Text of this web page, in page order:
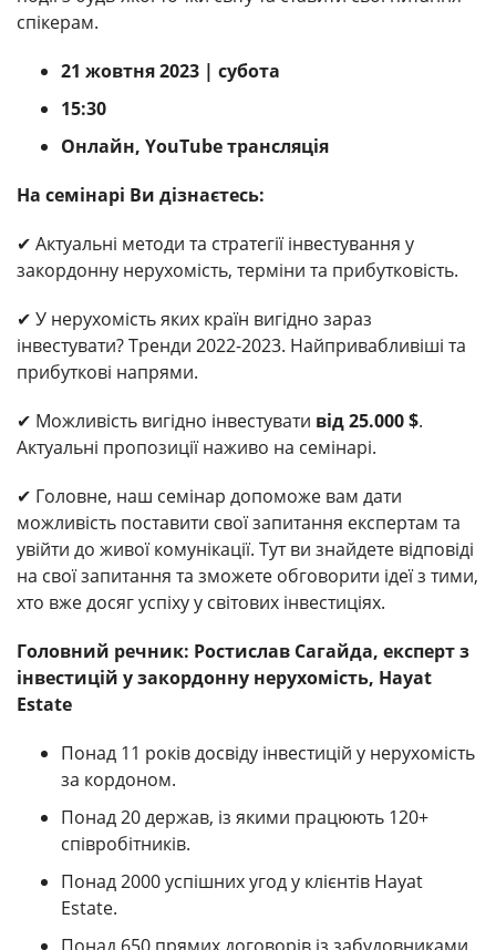
спікерам.
21 жовтня 2023 | субота
15:30
Онлайн, YouTube трансляція
На семінарі Ви дізнаєтесь:
✔ Актуальні методи та стратегії інвестування у
закордонну нерухомість, терміни та прибутковість.
✔ У нерухомість яких країн вигідно зараз
інвестувати? Тренди 2022-2023. Найпривабливіші та
прибуткові напрями.
✔ Можливість вигідно інвестувати від 25.000 $.
Актуальні пропозиції наживо на семінарі.
✔ Головне, наш семінар допоможе вам дати
можливість поставити свої запитання експертам та
увійти до живої комунікації. Тут ви знайдете відповіді
на свої запитання та зможете обговорити ідеї з тими,
хто вже досяг успіху у світових інвестиціях.
Головний речник: Ростислав Сагайда, експерт з
інвестицій у закордонну нерухомість, Hayat
Estate
Понад 11 років досвіду інвестицій у нерухомість
за кордоном.
Понад 20 держав, із якими працюють 120+
співробітників.
Понад 2000 успішних угод у клієнтів Hayat
Estate.